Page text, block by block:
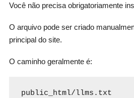
Você não precisa obrigatoriamente
O arquivo pode ser criado
principal do site.
O caminho geralmente é:
public_html/llms.txt